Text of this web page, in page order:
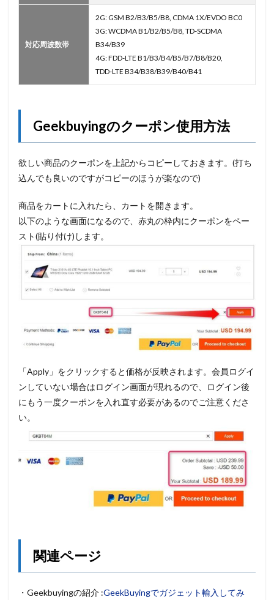
対応周波数帯
2G: GSM B2/B3/B5/B8, CDMA 1X/EVDO BC0
3G: WCDMA B1/B2/B5/B8, TD-SCDMA
B34/B39
4G: FDD-LTE B1/B3/B4/B5/B7/B8/B20,
TDD-LTE B34/B38/B39/B40/B41
Geekbuyingのクーポン使用方法
欲しい商品のクーポンを上記からコピーしておきます。(打ち
込んでも良いのですがコピーのほうが楽なので)
商品をカートに入れたら、カートを開きます。
以下のような画面になるので、赤丸の枠内にクーポンをペー
スト(貼り付け)します。
「Apply」をクリックすると価格が反映されます。会員ログイ
ンしていない場合はログイン画面が現れるので、ログイン後
にもう一度クーポンを入れ直す必要があるのでご注意くださ
い。
関連ページ
・Geekbuyingの紹介 :GeekBuyingでガジェット輸入してみ